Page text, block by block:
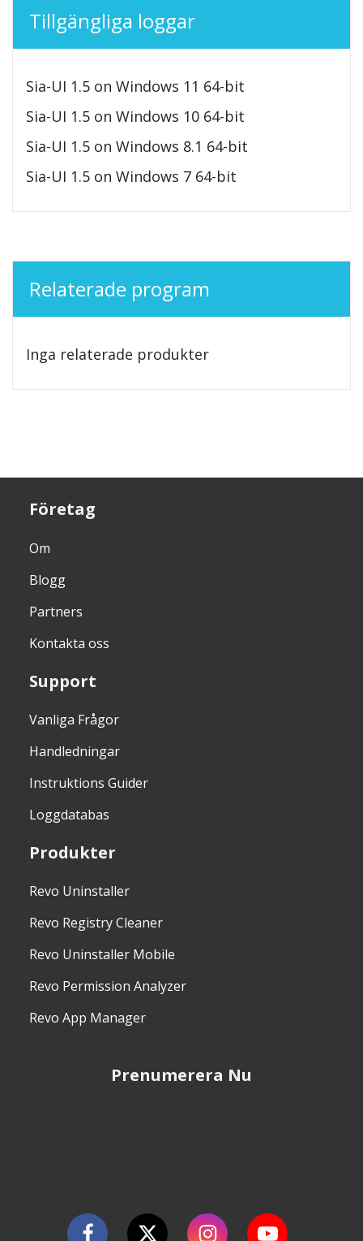
Tillgängliga loggar
Sia-UI 1.5 on Windows 11 64-bit
Sia-UI 1.5 on Windows 10 64-bit
Sia-UI 1.5 on Windows 8.1 64-bit
Sia-UI 1.5 on Windows 7 64-bit
Relaterade program
Inga relaterade produkter
Företag
Om
Blogg
Partners
Kontakta oss
Support
Vanliga Frågor
Handledningar
Instruktions Guider
Loggdatabas
Produkter
Revo Uninstaller
Revo Registry Cleaner
Revo Uninstaller Mobile
Revo Permission Analyzer
Revo App Manager
Prenumerera Nu